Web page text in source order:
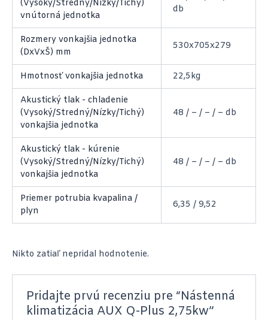
(Vysoký/Stredný/Nízky/Tichý)
vnútorná jednotka
db
Rozmery vonkajšia jednotka
(DxVxŠ) mm
530x705x279
Hmotnosť vonkajšia jednotka 22,5kg
Akustický tlak - chladenie
(Vysoký/Stredný/Nízky/Tichý)
vonkajšia jednotka
48 / – / – / – db
Akustický tlak - kúrenie
(Vysoký/Stredný/Nízky/Tichý)
vonkajšia jednotka
48 / – / – / – db
Priemer potrubia kvapalina /
plyn
6,35 / 9,52
Nikto zatiaľ nepridal hodnotenie.
Pridajte prvú recenziu pre “Nástenná
klimatizácia AUX Q-Plus 2,75kw”